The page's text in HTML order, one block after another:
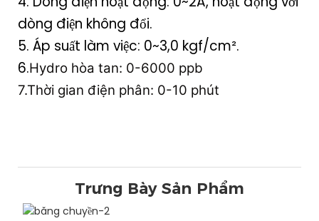
dòng điện không đổi.
5. Áp suất làm việc: 0~3,0 kgf/cm².
6.Hydro hòa tan: 0-6000 ppb
7.Thời gian điện phân: 0-10 phút
Trưng Bày Sản Phẩm